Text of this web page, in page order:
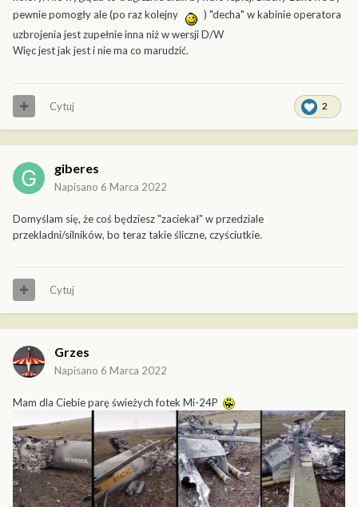
pewnie pomogły ale (po raz kolejny
) "decha" w kabinie operatora
uzbrojenia jest zupełnie inna niż w wersji D/W
Więc jest jak jest i nie ma co marudzić.
2
Cytuj
giberes
Napisano 6 Marca 2022
Domyślam się, że coś będziesz "zaciekał" w przedziale
przekladni/silników, bo teraz takie śliczne, czyściutkie.
Cytuj
Grzes
Napisano 6 Marca 2022
Mam dla Ciebie parę świeżych fotek Mi-24P